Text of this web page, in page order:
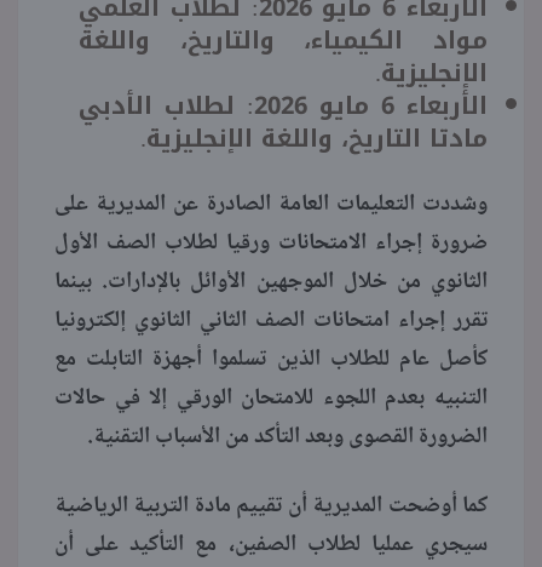
مواد الكيمياء، والتاريخ، واللغة
الإنجليزية.
الأربعاء 6 مايو 2026: لطلاب الأدبي
مادتا التاريخ، واللغة الإنجليزية.
وشددت التعليمات العامة الصادرة عن المديرية على
ضرورة إجراء الامتحانات ورقيا لطلاب الصف الأول
الثانوي من خلال الموجهين الأوائل بالإدارات. بينما
تقرر إجراء امتحانات الصف الثاني الثانوي إلكترونيا
كأصل عام للطلاب الذين تسلموا أجهزة التابلت مع
التنبيه بعدم اللجوء للامتحان الورقي إلا في حالات
الضرورة القصوى وبعد التأكد من الأسباب التقنية.
كما أوضحت المديرية أن تقييم مادة التربية الرياضية
سيجري عمليا لطلاب الصفين، مع التأكيد على أن